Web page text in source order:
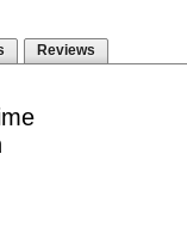
Reviews